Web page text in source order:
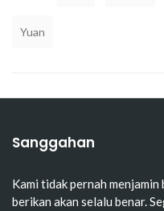
Yuan
Sanggahan
Kami tidak pernah
berikan akan selalu benar.